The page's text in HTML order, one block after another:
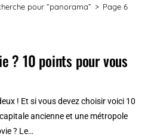
pour“panorama” > Page 6
? 10 points pour vous
! Et si vous devez choisir voici 10
ancienne et une métropole
? Le…